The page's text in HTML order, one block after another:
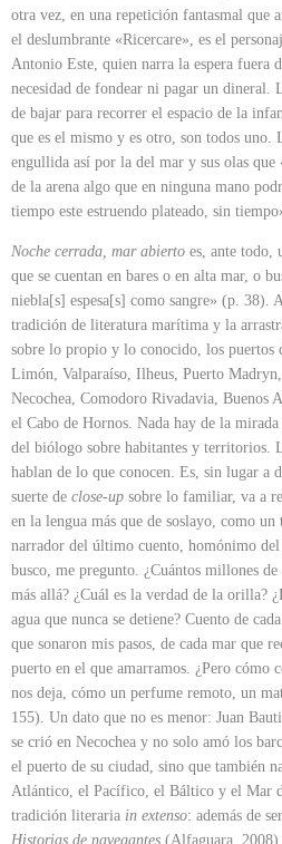
otra vez, en una repetición fantasmal que
el deslumbrante «Ricercare», es el
Antonio Este, quien narra la espera fuera
necesidad de fondear ni pagar un dineral.
de bajar para recorrer el espacio de la
que es el mismo y es otro, son todos uno.
engullida así por la del mar y sus olas que
de la arena algo que en ninguna mano
tiempo este estruendo plateado, sin
Noche cerrada, mar abierto es, ante todo,
que se cuentan en bares o en alta mar, o
niebla[s] espesa[s] como sangre» (p. 38).
tradición de literatura marítima y la
sobre lo propio y lo conocido, los puertos
Limón, Valparaíso, Ilheus, Puerto
Necochea, Comodoro Rivadavia, Buenos
el Cabo de Hornos. Nada hay de la
del biólogo sobre habitantes y territorios.
hablan de lo que conocen. Es, sin lugar a
suerte de close-up sobre lo familiar, va a
en la lengua más que de soslayo, como
narrador del último cuento, homónimo
busco, me pregunto. ¿Cuántos millones de
más allá? ¿Cuál es la verdad de la orilla?
agua que nunca se detiene? Cuento de
que sonaron mis pasos, de cada mar que
puerto en el que amarramos. ¿Pero cómo
nos deja, cómo un perfume remoto, un
155). Un dato que no es menor: Juan
se crió en Necochea y no solo amó los
el puerto de su ciudad, sino que también
Atlántico, el Pacífico, el Báltico y el Mar
tradición literaria in extenso: además de
Historias de navegantes (Alfaguara, 2008)